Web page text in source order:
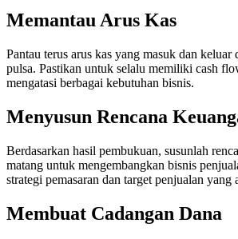
Memantau Arus Kas
Pantau terus arus kas yang masuk dan keluar
pulsa. Pastikan untuk selalu memiliki cash
mengatasi berbagai kebutuhan bisnis.
Menyusun Rencana
Berdasarkan hasil pembukuan, susunlah
matang untuk mengembangkan bisnis
strategi pemasaran dan target penjualan yang
Membuat Cadangan Dana